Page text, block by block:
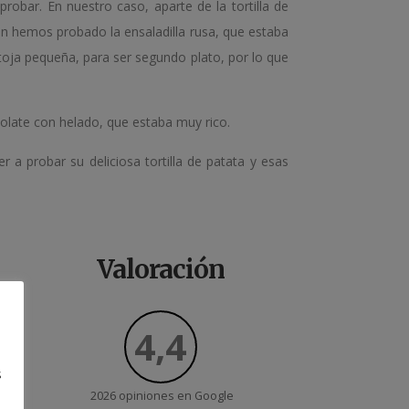
En nuestro caso, aparte de la tortilla de
probado la ensaladilla rusa, que estaba
pequeña, para ser segundo plato, por lo que
con helado, que estaba muy rico.
a probar su deliciosa tortilla de patata y esas
Valoración
4,4
2026 opiniones en Google